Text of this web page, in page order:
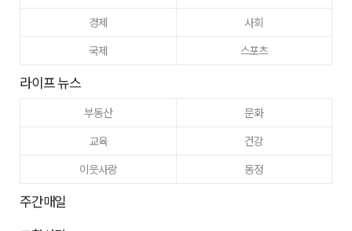
경제
사회
국제
스포츠
라이프 뉴스
부동산
문화
교육
건강
이웃사랑
동정
주간매일